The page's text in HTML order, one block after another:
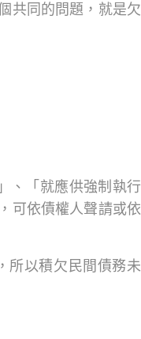
共同的問題，就是欠
、「就應供強制執行
可依債權人聲請或依
所以積欠民間債務未